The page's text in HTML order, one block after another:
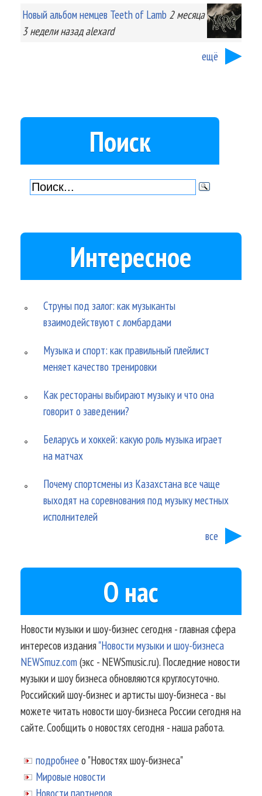
Новый альбом немцев Teeth of Lamb 2 месяца
3 неделиназад alexard
ещё
Поиск
Интересное
Струны под залог: как музыканты
взаимодействуют с ломбардами
Музыка и спорт: как правильный плейлист
меняет качество тренировки
Как рестораны выбирают музыку и что она
говорит о заведении?
Беларусь и хоккей: какую роль музыка играет
на матчах
Почему спортсмены из Казахстана все чаще
выходят на соревнования под музыку местных
исполнителей
все
О нас
Новости музыки и шоу-бизнес сегодня - главная сфера
интересов издания"Новости музыки и шоу-бизнеса
NEWSmuz.com(экс - NEWSmusic.ru). Последние новости
музыки и шоу бизнеса обновляются круглосуточно.
Российский шоу-бизнес и артисты шоу-бизнеса - вы
можете читать новости шоу-бизнеса России сегодня на
сайте. Сообщить о новостях сегодня - наша работа.
подробнее о "Новостях шоу-бизнеса"
Мировые новости
Новости партнеров